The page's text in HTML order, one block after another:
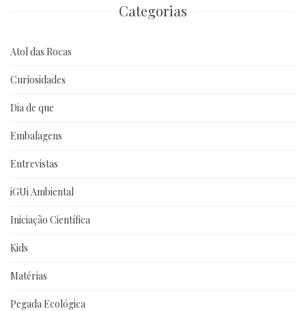
Categorias
Atol das Rocas
Curiosidades
Dia de que
Embalagens
Entrevistas
iGUi Ambiental
Iniciação Científica
Kids
Matérias
Pegada Ecológica